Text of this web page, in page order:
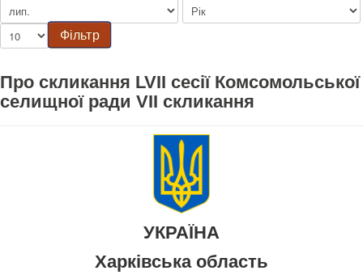
Фільтр
Про скликання LVII сесії Комсомольської
селищної ради VII скликання
УКРАЇНА
Харківська область